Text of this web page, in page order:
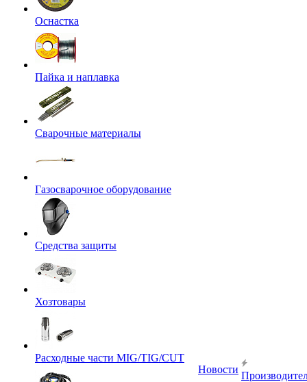
Оснастка
Пайка и наплавка
Сварочные материалы
Газосварочное оборудование
Средства защиты
Хозтовары
Расходные части MIG/TIG/CUT
Новости